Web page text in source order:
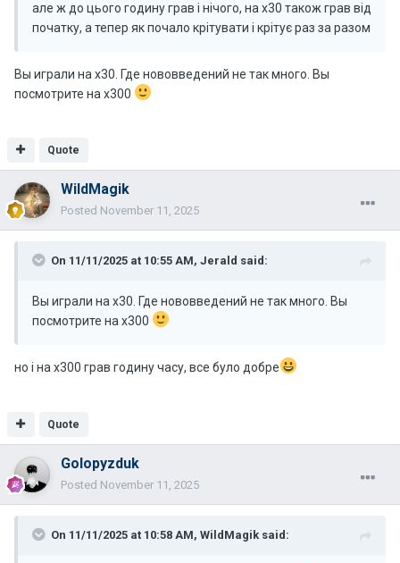
але ж до цього годину грав і нічого, на х30 також грав від
початку, а тепер як почало крітувати і крітує раз за разом
Вы играли на х30. Где нововведений не так много. Вы
посмотрите на х300
Quote
WildMagik
Posted November 11, 2025
On 11/11/2025 at 10:55 AM, Jerald said:
Вы играли на х30. Где нововведений не так много. Вы
посмотрите на х300
но і на х300 грав годину часу, все було добре
Quote
Golopyzduk
Posted November 11, 2025
On 11/11/2025 at 10:58 AM, WildMagik said: